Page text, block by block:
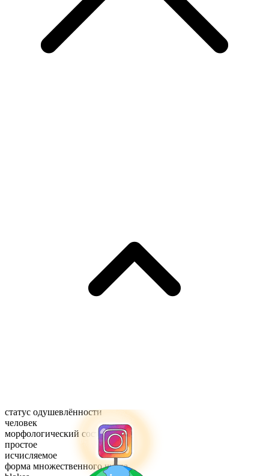
статус одушевлённости
человек
морфологический состав
простое
исчисляемое
форма множественного числа